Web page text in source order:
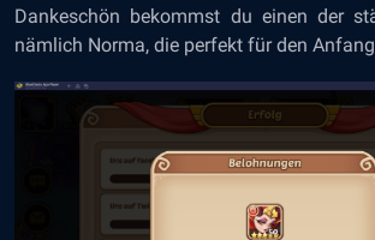
Dankeschön bekommst du einen der
nämlich Norma, die perfekt für den